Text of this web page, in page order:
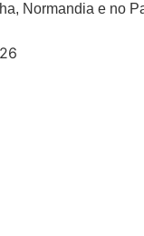
Normandia e no